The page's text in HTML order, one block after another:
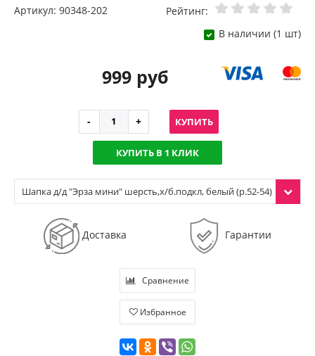
Артикул: 90348-202
Рейтинг:
В наличии (1 шт)
999 руб
КУПИТЬ
КУПИТЬ В 1 КЛИК
Шапка д/д "Эрза мини" шерсть,х/б.подкл, белый (р.52-54)
Доставка Гарантии
Сравнение
Избранное